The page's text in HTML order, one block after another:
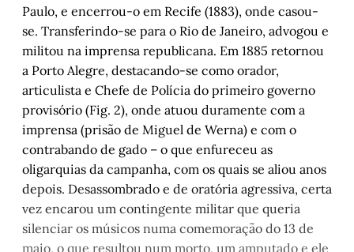
1903: A morte de Barros Cassal, memória e
esquecimentos
Paulo, e encerrou-o em Recife (1883), onde casou-
se. Transferindo-se para o Rio de Janeiro, advogou e
militou na imprensa republicana. Em 1885 retornou
a Porto Alegre, destacando-se como orador,
articulista e Chefe de Polícia do primeiro governo
provisório (Fig. 2), onde atuou duramente com a
imprensa (prisão de Miguel de Werna) e com o
contrabando de gado – o que enfureceu as
oligarquias da campanha, com os quais se aliou anos
depois. Desassombrado e de oratória agressiva, certa
vez encarou um contingente militar que queria
silenciar os músicos numa comemoração do 13 de
maio, o que resultou num morto, um amputado e ele